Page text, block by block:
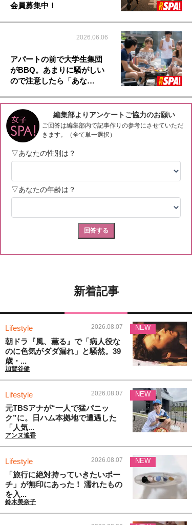
会員募集中！
2026.06.06
アパートの前で大学生集団
がBBQ。あまりに騒がしい
ので注意したら「あな…
新着記事
Lifestyle 2026.08.07
朝ドラ『風、薫る』で「病人役な
のに色気がダダ漏れ」と騒然。39
歳・...
加賀谷健
NEW
Lifestyle 2026.08.07
元TBSアナが“一人で猛パニッ
ク”に。日ハム本拠地で遭遇した
「人気...
アンヌ遙香
NEW
Lifestyle 2026.08.07
「旅行に絶対持っていきたいポー
チ」が無印にあった！ 濡れたもの
を入...
鈴木美奈子
NEW